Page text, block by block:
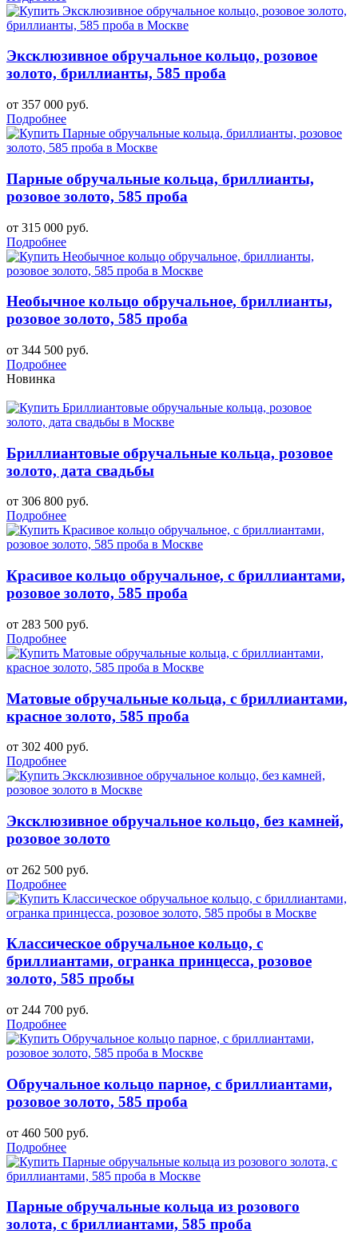
Эксклюзивное обручальное кольцо, розовое
золото, бриллианты, 585 проба
от 357 000 руб.
Подробнее
Парные обручальные кольца, бриллианты,
розовое золото, 585 проба
от 315 000 руб.
Подробнее
Необычное кольцо обручальное, бриллианты,
розовое золото, 585 проба
от 344 500 руб.
Подробнее
Новинка
Бриллиантовые обручальные кольца, розовое
золото, дата свадьбы
от 306 800 руб.
Подробнее
Красивое кольцо обручальное, с бриллиантами,
розовое золото, 585 проба
от 283 500 руб.
Подробнее
Матовые обручальные кольца, с бриллиантами,
красное золото, 585 проба
от 302 400 руб.
Подробнее
Эксклюзивное обручальное кольцо, без камней,
розовое золото
от 262 500 руб.
Подробнее
Классическое обручальное кольцо, с
бриллиантами, огранка принцесса, розовое
золото, 585 пробы
от 244 700 руб.
Подробнее
Обручальное кольцо парное, с бриллиантами,
розовое золото, 585 проба
от 460 500 руб.
Подробнее
Парные обручальные кольца из розового
золота, с бриллиантами, 585 проба